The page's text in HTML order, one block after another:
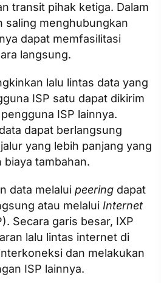
transit pihak ketiga. Dalam
saling menghubungkan
dapat memfasilitasi
langsung.
lalu lintas data yang
ISP satu dapat dikirim
ISP lainnya.
dapat berlangsung
yang lebih panjang yang
tambahan.
data melalui peering dapat
atau melalui Internet
Secara garis besar, IXP
lalu lintas internet di
dan melakukan
ISP lainnya.